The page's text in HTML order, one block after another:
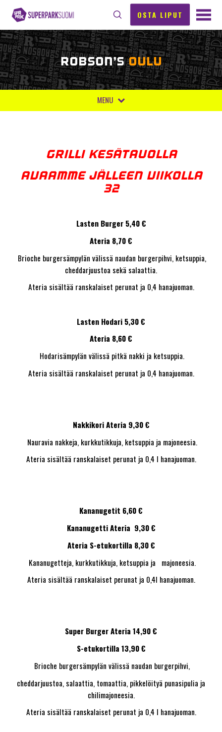
OSTA LIPUT
ROBSON’S OULU
MENU
GRILLI KESÄTAUOLLA
AVAAMME JÄLLEEN VIIKOLLA
32
Lasten Burger 5,40 €
Ateria 8,70 €
Brioche burgersämpylän välissä naudan burgerpihvi, ketsuppia,
cheddarjuustoa sekä salaattia.
Ateria sisältää ranskalaiset perunat ja 0,4 hanajuoman.
Lasten Hodari 5,30 €
Ateria 8,60 €
Hodarisämpylän välissä pitkä nakki ja ketsuppia.
Ateria sisältää ranskalaiset perunat ja 0,4 hanajuoman.
Nakkikori Ateria 9,30 €
Nauravia nakkeja, kurkkutikkuja, ketsuppia ja majoneesia.
Ateria sisältää ranskalaiset perunat ja 0,4 l hanajuoman.
Kananugetit 6,60 €
Kananugetti Ateria 9,30 €
Ateria S-etukortilla 8,30 €
Kananugetteja, kurkkutikkuja, ketsuppia ja majoneesia.
Ateria sisältää ranskalaiset perunat ja 0,4l hanajuoman.
Super Burger Ateria 14,90 €
S-etukortilla 13,90 €
Brioche burgersämpylän välissä naudan burgerpihvi,
cheddarjuustoa, salaattia, tomaattia, pikkelöityä punasipulia ja
chilimajoneesia.
Ateria sisältää ranskalaiset perunat ja 0,4 l hanajuoman.